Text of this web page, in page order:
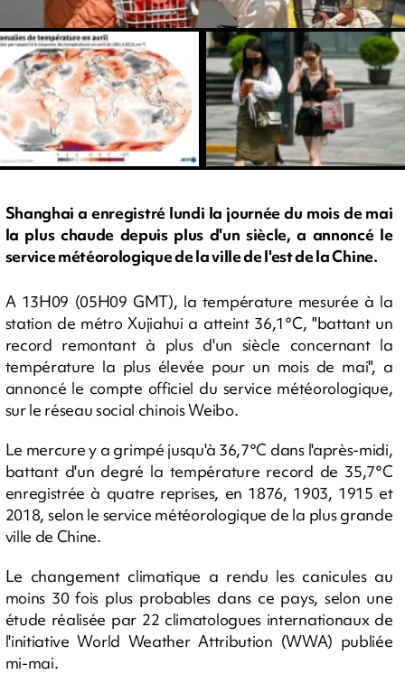
Shanghai a enregistré lundi la journée du mois de mai
la plus chaude depuis plus d'un siècle, a annoncé le
service météorologique de la ville de l'est de la Chine.
A 13H09 (05H09 GMT), la température mesurée à la
station de métro Xujiahui a atteint 36,1°C, "battant un
record remontant à plus d'un siècle concernant la
température la plus élevée pour un mois de mai", a
annoncé le compte officiel du service météorologique,
sur le réseau social chinois Weibo.
Le mercure y a grimpé jusqu'à 36,7°C dans l'après-midi,
battant d'un degré la température record de 35,7°C
enregistrée à quatre reprises, en 1876, 1903, 1915 et
2018, selon le service météorologique de la plus grande
ville de Chine.
Le changement climatique a rendu les canicules au
moins 30 fois plus probables dans ce pays, selon une
étude réalisée par 22 climatologues internationaux de
l'initiative World Weather Attribution (WWA) publiée
mi-mai.